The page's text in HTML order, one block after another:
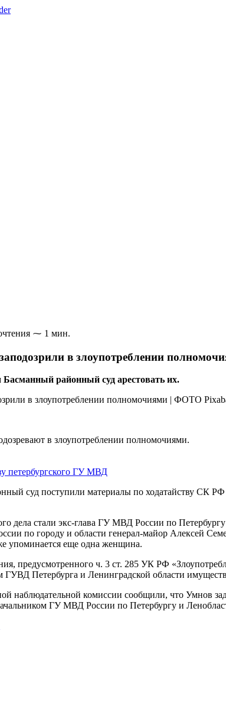
⁓ 1 мин.
в злоупотреблении
районный суд арестовать их.
в злоупотреблении полномочиями.
петербургского ГУ МВД
суд поступили материалы по ходатайству СК
дела стали экс-глава ГУ МВД России по
по городу и области генерал-майор Алексей
упоминается еще одна женщина.
предусмотренного ч. 3 ст. 285 УК РФ
ГУВД Петербурга и Ленинградской области
наблюдательной комиссии сообщили, что Умнов
ГУ МВД России по Петербургу и